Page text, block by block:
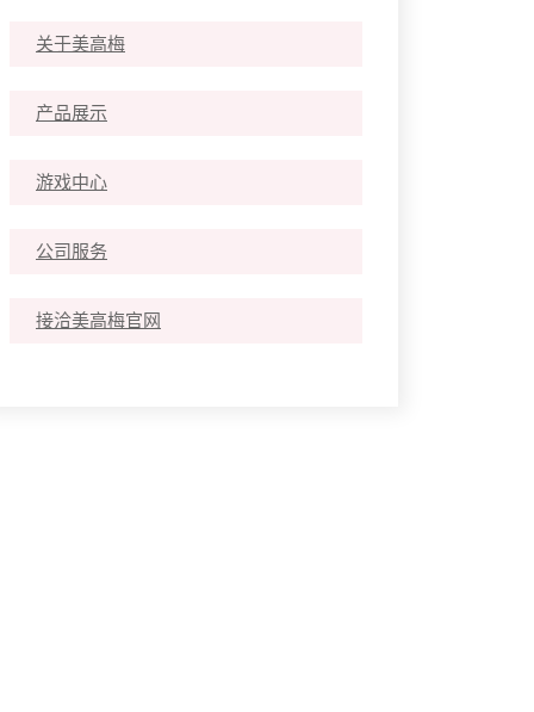
关于美高梅
产品展示
游戏中心
公司服务
接洽美高梅官网